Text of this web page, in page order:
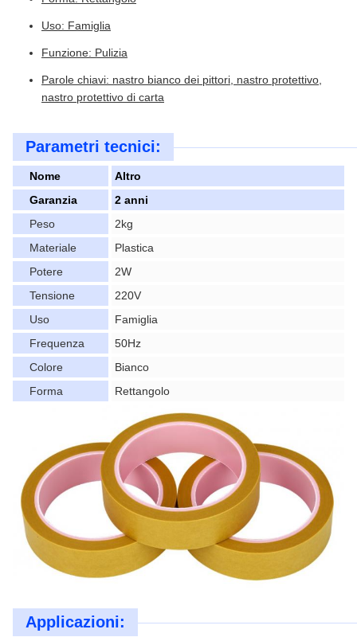
Uso: Famiglia
Funzione: Pulizia
Parole chiavi: nastro bianco dei pittori, nastro protettivo,
nastro protettivo di carta
Parametri tecnici:
Nome
Altro
Garanzia
2 anni
Peso
2kg
Materiale
Plastica
Potere
2W
Tensione
220V
Uso
Famiglia
Frequenza
50Hz
Colore
Bianco
Forma
Rettangolo
Applicazioni: